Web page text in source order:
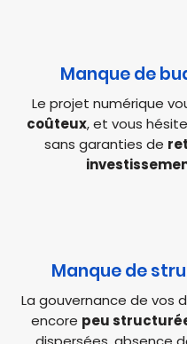
Manque de
Le projet numérique
coûteux, et vous
sans garanties de
Manque de
La gouvernance de vos
encore peu